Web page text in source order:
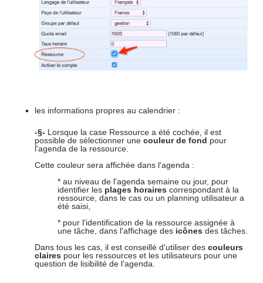
les informations propres au calendrier :
-§- Lorsque la case Ressource a été cochée, il est
possible de sélectionner unecouleur de fond pour
l'agenda de la ressource.
Cette couleur sera affichée dans l'agenda :
* au niveau de l'agenda semaine ou jour, pour
identifier les plages horaires correspondant à la
ressource, dans le cas ou un planning utilisateur a
été saisi,
* pour l'identification de la ressource assignée à
une tâche, dans l'affichage des icônes des tâches.
Dans tous les cas, il est conseillé d'utiliser descouleurs
claires pour les ressources et les utilisateurs pour une
question de lisibilité de l'agenda.